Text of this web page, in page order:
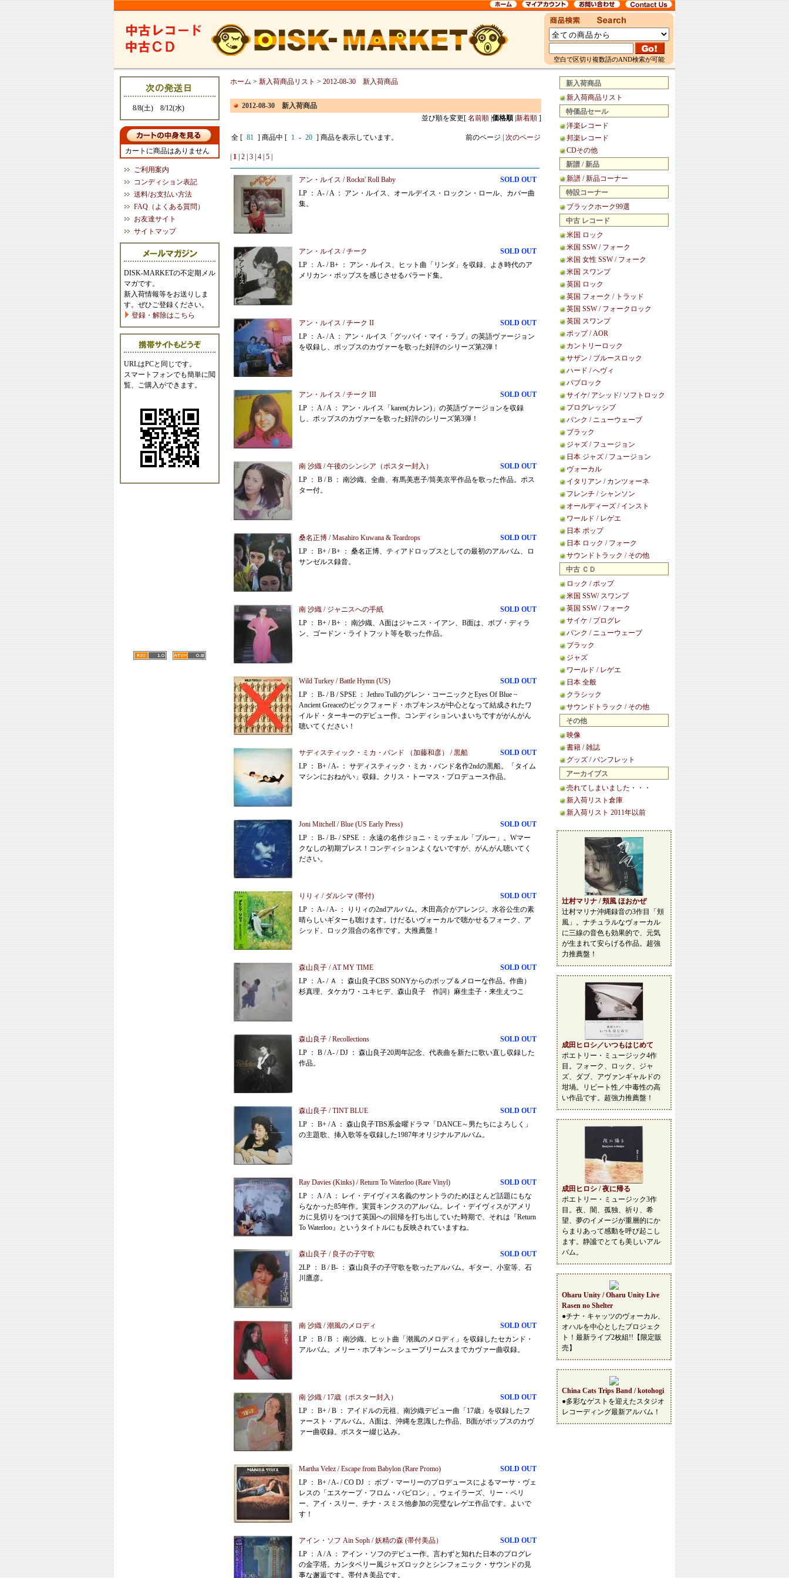
空白で区切り複数語のAND検索が可能
8/8(土) 8/12(水)
カートに商品はありません
ご利用案内
コンディション表記
送料/お支払い方法
FAQ（よくある質問）
お友達サイト
サイトマップ
DISK-MARKETの不定期メル
マガです。
新入荷情報等をお送りしま
す。ぜひご登録ください。
登録・解除はこちら
URLはPCと同じです。
スマートフォンでも簡単に閲
覧、ご購入ができます。
新入荷商品
新入荷商品リスト
特価品セール
洋楽レコード
邦楽レコード
CDその他
新譜 / 新品
新譜 / 新品コーナー
特設コーナー
ブラックホーク99選
中古 レコード
米国 ロック
米国 SSW / フォーク
米国 女性 SSW / フォーク
米国 スワンプ
英国 ロック
英国 フォーク / トラッド
英国 SSW / フォークロック
英国 スワンプ
ポップ / AOR
カントリーロック
サザン / ブルースロック
ハード / へヴィ
パブロック
サイケ/ アシッド/ ソフトロック
プログレッシブ
パンク / ニューウェーブ
ブラック
ジャズ / フュージョン
日本 ジャズ / フュージョン
ヴォーカル
イタリアン / カンツォーネ
フレンチ / シャンソン
オールディーズ / インスト
ワールド / レゲエ
日本 ポップ
日本 ロック / フォーク
サウンドトラック / その他
中古 ＣＤ
ロック / ポップ
米国 SSW/ スワンプ
英国 SSW / フォーク
サイケ / プログレ
パンク / ニューウェーブ
ブラック
ジャズ
ワールド / レゲエ
日本 全般
クラシック
サウンドトラック / その他
その他
映像
書籍 / 雑誌
グッズ / パンフレット
アーカイブス
売れてしまいました・・・
新入荷リスト倉庫
新入荷リスト 2011年以前
辻村マリナ / 頬風 ほおかぜ
辻村マリナ沖縄録音の3作目「頬
風」。ナチュラルなヴォーカル
に三線の音色も効果的で、元気
が生まれて安らげる作品。超強
力推薦盤！
成田ヒロシ／いつもはじめて
ポエトリー・ミュージック4作
目。フォーク、ロック、ジャ
ズ、ダブ、アヴァンギャルドの
坩堝。リピート性／中毒性の高
い作品です。超強力推薦盤！
成田ヒロシ / 夜に帰る
ポエトリー・ミュージック3作
目。夜、闇、孤独、祈り、希
望、夢のイメージが重層的にか
らまりあって感動を呼び起こし
ます。静謐でとても美しいアル
バム。
Oharu Unity / Oharu Unity Live
Rasen no Shelter
●チナ・キャッツのヴォーカル、
オハルを中心としたプロジェク
ト！最新ライブ2枚組!!【限定販
売】
China Cats Trips Band / kotohogi
●多彩なゲストを迎えたスタジオ
レコーディング最新アルバム！
ホーム > 新入荷商品リスト > 2012-08-30 新入荷商品
2012-08-30 新入荷商品
並び順を変更[ 名前順 価格順 新着順 ]
全 [ 81 ] 商品中 [ 1 - 20 ] 商品を表示しています。 前のページ | 次のページ
1 2 3 4 5
SOLD OUT
アン・ルイス / Rockn' Roll Baby
LP ： A- / A ： アン・ルイス、オールデイス・ロックン・ロール、カバー曲
集。
SOLD OUT
アン・ルイス / チーク
LP ： A- / B+ ： アン・ルイス、ヒット曲「リンダ」を収録、よき時代のア
メリカン・ポップスを感じさせるバラード集。
SOLD OUT
アン・ルイス / チーク II
LP ： A- / A ： アン・ルイス「グッバイ・マイ・ラブ」の英語ヴァージョン
を収録し、ポップスのカヴァーを歌った好評のシリーズ第2弾！
SOLD OUT
アン・ルイス / チーク III
LP ： A / A ： アン・ルイス「karen(カレン)」の英語ヴァージョンを収録
し、ポップスのカヴァーを歌った好評のシリーズ第3弾！
SOLD OUT
南 沙織 / 午後のシンシア（ポスター封入）
LP ： B / B ： 南沙織、全曲、有馬美恵子/筒美京平作品を歌った作品。ポス
ター付。
SOLD OUT
桑名正博 / Masahiro Kuwana & Teardrops
LP ： B+ / B+ ： 桑名正博、ティアドロップスとしての最初のアルバム、ロ
サンゼルス録音。
SOLD OUT
南 沙織 / ジャニスへの手紙
LP ： B+ / B+ ： 南沙織、A面はジャニス・イアン、B面は、ボブ・ディラ
ン、ゴードン・ライトフット等を歌った作品。
SOLD OUT
Wild Turkey / Battle Hymn (US)
LP ： B- / B / SPSE ： Jethro Tullのグレン・コーニックとEyes Of Blue ~
Ancient Greaceのピックフォード・ホプキンスが中心となって結成されたワ
イルド・ターキーのデビュー作。コンディションいまいちですががんがん
聴いてください！
SOLD OUT
サディスティック・ミカ・バンド （加藤和彦） / 黒船
LP ： B+ / A- ： サディスティック・ミカ・バンド名作2ndの黒船。「タイム
マシンにおねがい」収録。クリス・トーマス・プロデュース作品。
SOLD OUT
Joni Mitchell / Blue (US Early Press)
LP ： B- / B- / SPSE ： 永遠の名作ジョニ・ミッチェル「ブルー」。Wマー
クなしの初期プレス！コンディションよくないですが、がんがん聴いてく
ださい。
SOLD OUT
りりィ / ダルシマ (帯付)
LP ： A- / A- ： りりィの2ndアルバム。木田高介がアレンジ。水谷公生の素
晴らしいギターも聴けます。けだるいヴォーカルで聴かせるフォーク、ア
シッド、ロック混合の名作です。大推薦盤！
SOLD OUT
森山良子 / AT MY TIME
LP ： A- / Ａ ： 森山良子CBS SONYからのポップ＆メローな作品。作曲）
杉真理、タケカワ・ユキヒデ、森山良子 作詞）麻生圭子・来生えつこ
SOLD OUT
森山良子 / Recollections
LP ： B / A- / DJ ： 森山良子20周年記念、代表曲を新たに歌い直し収録した
作品。
SOLD OUT
森山良子 / TINT BLUE
LP ： B+ / A ： 森山良子TBS系金曜ドラマ「DANCE～男たちによろしく」
の主題歌、挿入歌等を収録した1987年オリジナルアルバム。
SOLD OUT
Ray Davies (Kinks) / Return To Waterloo (Rare Vinyl)
LP ： A / A ： レイ・デイヴィス名義のサントラのためほとんど話題にもな
らなかった85年作。実質キンクスのアルバム。レイ・デイヴィスがアメリ
カに見切りをつけて英国への回帰を打ち出していた時期で、それは『Return
To Waterloo』というタイトルにも反映されていますね。
SOLD OUT
森山良子 / 良子の子守歌
2LP ： B / B- ： 森山良子の子守歌を歌ったアルバム。ギター、小室等、石
川鷹彦。
SOLD OUT
南 沙織 / 潮風のメロディ
LP ： B / B ： 南沙織、ヒット曲「潮風のメロディ」を収録したセカンド・
アルバム。メリー・ホプキン～シュープリームスまでカヴァー曲収録。
SOLD OUT
南 沙織 / 17歳（ポスター封入）
LP ： B+ / B ： アイドルの元祖、南沙織デビュー曲「17歳」を収録したフ
ァースト・アルバム。A面は、沖縄を意識した作品、B面がポップスのカヴ
ァー曲収録。ポスター綴じ込み。
SOLD OUT
Martha Velez / Escape from Babylon (Rare Promo)
LP ： B+ / A- / CO DJ ： ボブ・マーリーのプロデュースによるマーサ・ヴェ
レスの「エスケープ・フロム・バビロン」。ウェイラーズ、リー・ペリ
ー、アイ・スリー、チナ・スミス他参加の完璧なレゲエ作品です。よいで
す！
SOLD OUT
アイン・ソフ Ain Soph / 妖精の森 (帯付美品）
LP ： A / A ： アイン・ソフのデビュー作。言わずと知れた日本のプログレ
の金字塔。カンタベリー風ジャズロックとシンフォニック・サウンドの見
事な邂逅です。帯付き美品です。